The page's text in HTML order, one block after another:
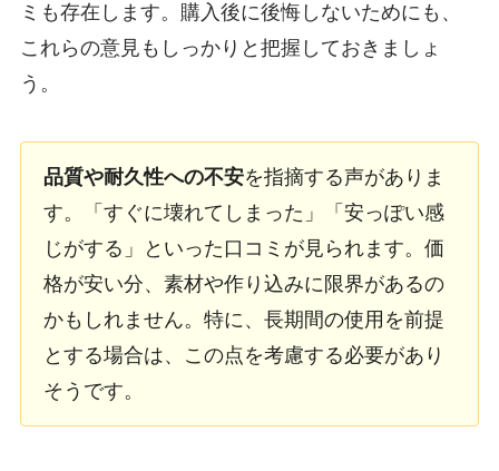
ミも存在します。購入後に後悔しないためにも、
これらの意見もしっかりと把握しておきましょ
う。
品質や耐久性への不安を指摘する声がありま
す。「すぐに壊れてしまった」「安っぽい感
じがする」といった口コミが見られます。価
格が安い分、素材や作り込みに限界があるの
かもしれません。特に、長期間の使用を前提
とする場合は、この点を考慮する必要があり
そうです。